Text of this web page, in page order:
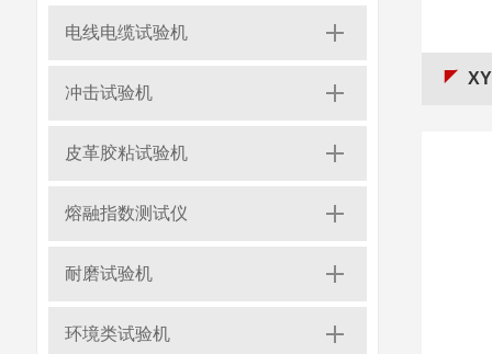
电线电缆试验机
冲击试验机
皮革胶粘试验机
熔融指数测试仪
耐磨试验机
环境类试验机
XY橡